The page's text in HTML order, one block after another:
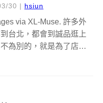
30 | hsiun
via XL-Muse. 許多外
台北，都會到誠品逛上
為別的，就是為了店內